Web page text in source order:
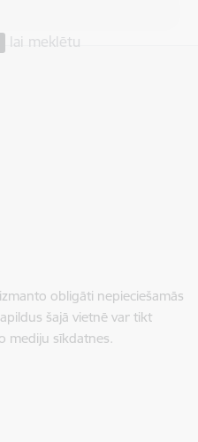
lai meklētu
obligāti nepieciešamās
šajā vietnē var tikt
mediju sīkdatnes.